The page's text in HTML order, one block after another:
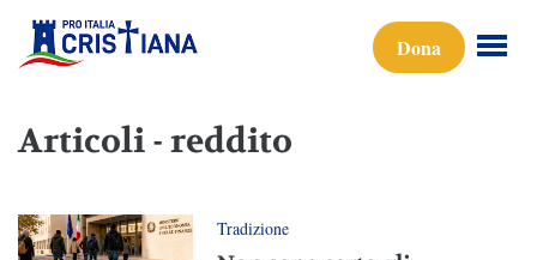
Dona
Articoli - reddito
Tradizione